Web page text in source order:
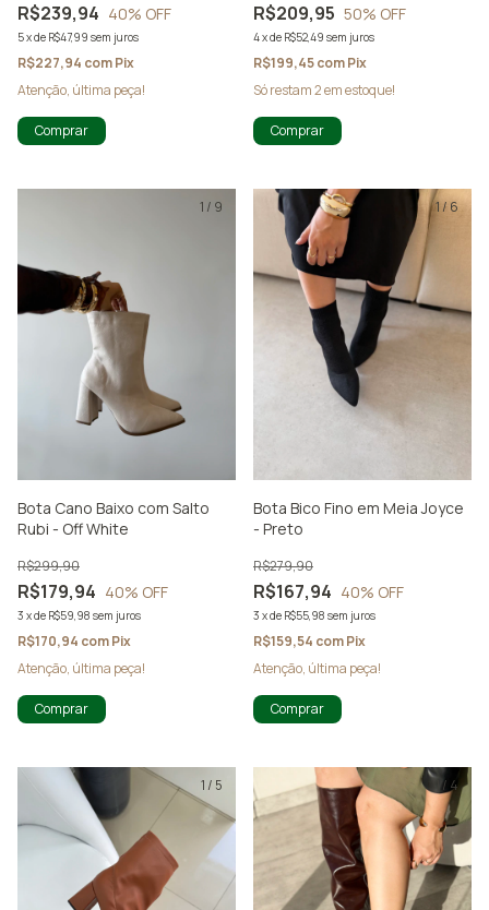
R$239,94 40% OFF
5xde R$47,99 sem juros
R$227,94 comPix
Atenção, última peça!
Comprar
R$209,95 50% OFF
4xde R$52,49 sem juros
R$199,45comPix
Só restam2em estoque!
Comprar
1 / 9
Bota Cano Baixo com Salto
Rubi - Off White
R$179,94
R$299,90
40% OFF
3 xde R$59,98 sem juros
R$170,94 comPix
Atenção, última peça!
Comprar
1/ 6
Bota Bico Fino em Meia Joyce
- Preto
R$167,94
R$279,90
40% OFF
3 xde R$55,98 sem juros
R$159,54 comPix
Atenção, última peça!
Comprar
1 / 5 / 4